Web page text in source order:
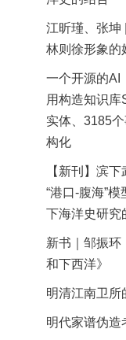
江昕瑾、张坤
林则徐形象的
一个开源的AI
用构造知识
实体、3185
构化
【新刊】滨下
“港口-腹海”
下海洋史研究
新书｜邹振环
和下西洋》
明清江南卫所
明代家谱伪造